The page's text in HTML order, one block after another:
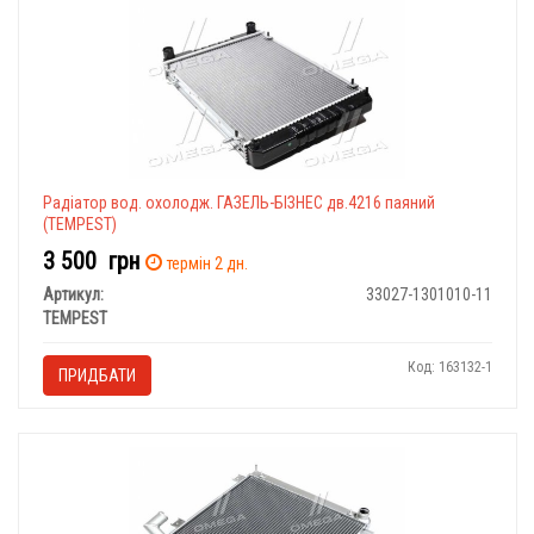
Радіатор вод. охолодж. ГАЗЕЛЬ-БІЗНЕС дв.4216 паяний
(TEMPEST)
3 500 грн
термін 2 дн.
Артикул:
33027-1301010-11
TEMPEST
ПРИДБАТИ Код: 163132-1